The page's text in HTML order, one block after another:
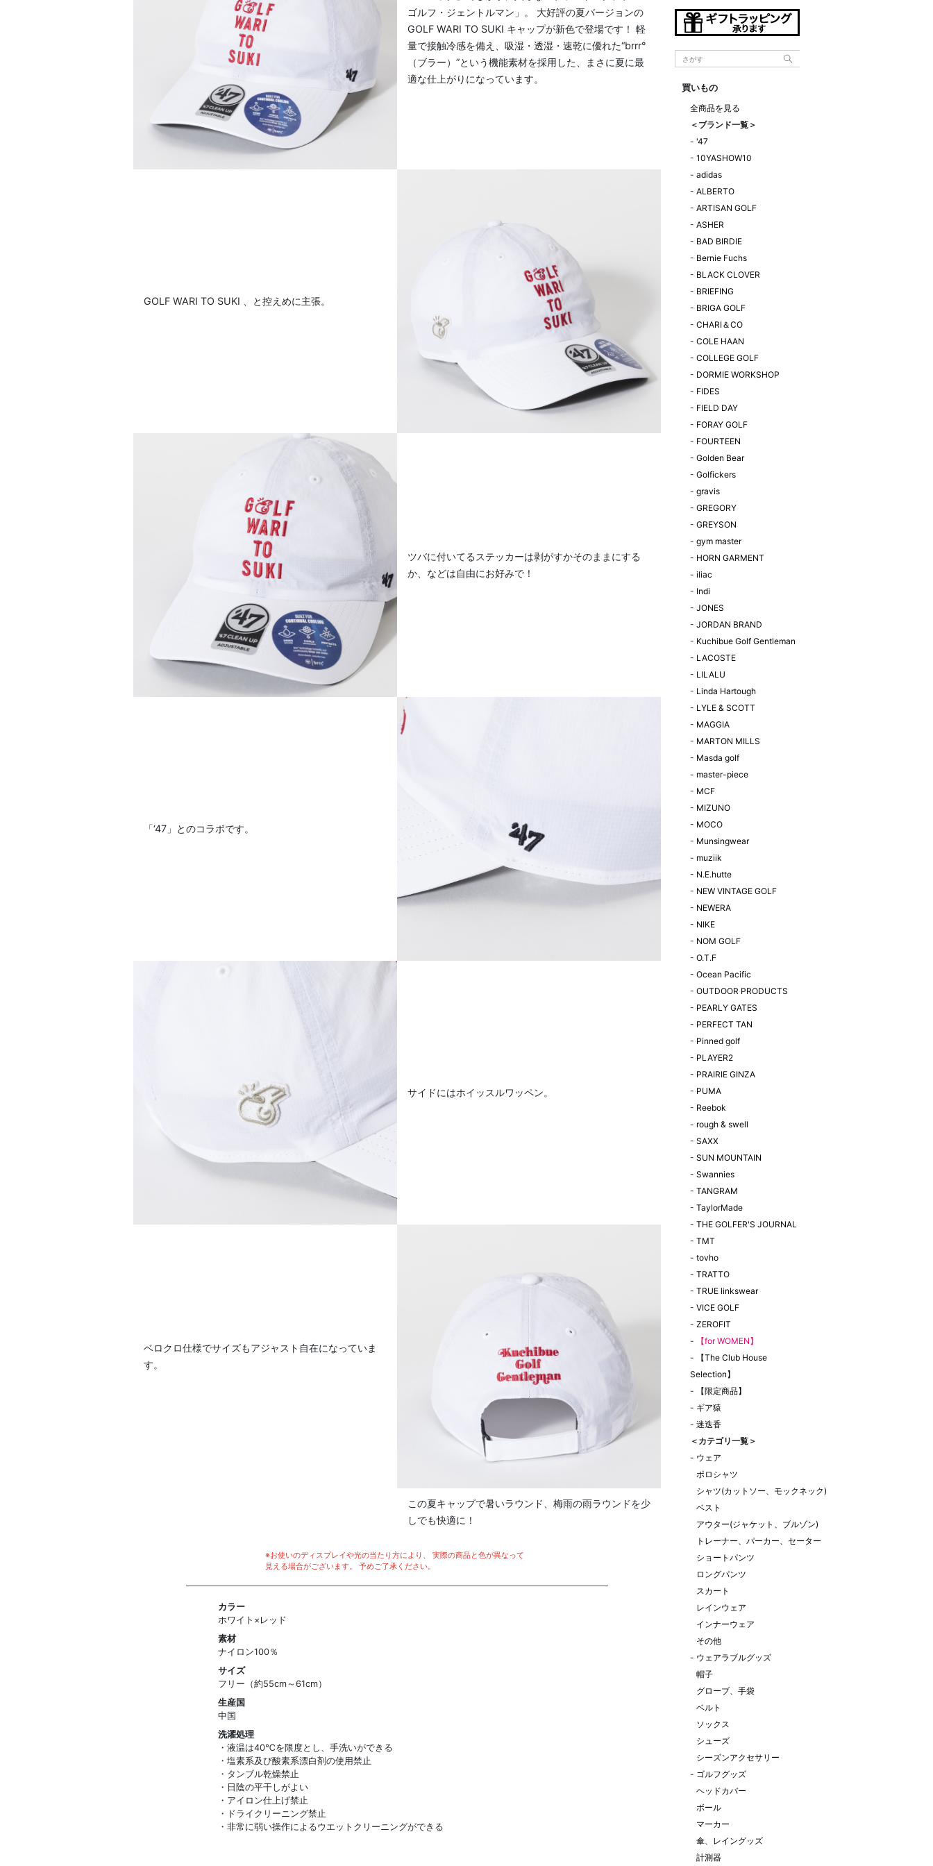
ゴルフ・ジェントルマン」。 大好評の夏バージョンの
GOLF WARI TO SUKI キャップが新色で登場です！ 軽
量で接触冷感を備え、吸湿・透湿・速乾に優れた“brrr°
（ブラー）”という機能素材を採用した、まさに夏に最
適な仕上がりになっています。
GOLF WARI TO SUKI 、と控えめに主張。
ツバに付いてるステッカーは剥がすかそのままにする
か、などは自由にお好みで！
「‘47」とのコラボです。
サイドにはホイッスルワッペン。
ベロクロ仕様でサイズもアジャスト自在になっていま
す。
この夏キャップで暑いラウンド、梅雨の雨ラウンドを少
しでも快適に！
※お使いのディスプレイや光の当たり方により、 実際の商品と色が異なって
見える場合がございます。 予めご了承ください。
カラー
ホワイト×レッド
素材
ナイロン100％
サイズ
フリー（約55cm～61cm）
生産国
中国
洗濯処理
・液温は40℃を限度とし、手洗いができる
・塩素系及び酸素系漂白剤の使用禁止
・タンブル乾燥禁止
・日陰の平干しがよい
・アイロン仕上げ禁止
・ドライクリーニング禁止
・非常に弱い操作によるウエットクリーニングができる
買いもの
全商品を見る
＜ブランド一覧＞
- '47
- 10YASHOW10
- adidas
- ALBERTO
- ARTISAN GOLF
- ASHER
- BAD BIRDIE
- Bernie Fuchs
- BLACK CLOVER
- BRIEFING
- BRIGA GOLF
- CHARI＆CO
- COLE HAAN
- COLLEGE GOLF
- DORMIE WORKSHOP
- FIDES
- FIELD DAY
- FORAY GOLF
- FOURTEEN
- Golden Bear
- Golfickers
- gravis
- GREGORY
- GREYSON
- gym master
- HORN GARMENT
- iliac
- Indi
- JONES
- JORDAN BRAND
- Kuchibue Golf Gentleman
- LACOSTE
- LILALU
- Linda Hartough
- LYLE & SCOTT
- MAGGIA
- MARTON MILLS
- Masda golf
- master-piece
- MCF
- MIZUNO
- MOCO
- Munsingwear
- muziik
- N.E.hutte
- NEW VINTAGE GOLF
- NEWERA
- NIKE
- NOM GOLF
- O.T.F
- Ocean Pacific
- OUTDOOR PRODUCTS
- PEARLY GATES
- PERFECT TAN
- Pinned golf
- PLAYER2
- PRAIRIE GINZA
- PUMA
- Reebok
- rough & swell
- SAXX
- SUN MOUNTAIN
- Swannies
- TANGRAM
- TaylorMade
- THE GOLFER'S JOURNAL
- TMT
- tovho
- TRATTO
- TRUE linkswear
- VICE GOLF
- ZEROFIT
-
【for WOMEN】
-
【The Club House
Selection】
-
【限定商品】
- ギア猿
- 迷迭香
＜カテゴリ一覧＞
- ウェア
ポロシャツ
シャツ(カットソー、モックネック)
ベスト
アウター(ジャケット、ブルゾン)
トレーナー、パーカー、セーター
ショートパンツ
ロングパンツ
スカート
レインウェア
インナーウェア
その他
- ウェアラブルグッズ
帽子
グローブ、手袋
ベルト
ソックス
シューズ
シーズンアクセサリー
- ゴルフグッズ
ヘッドカバー
ボール
マーカー
傘、レイングッズ
計測器